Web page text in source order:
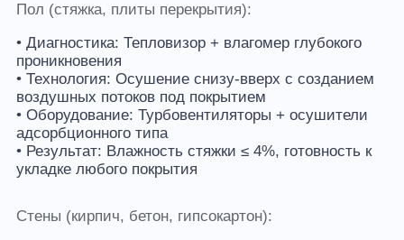
Пол (стяжка, плиты перекрытия):
• Диагностика: Тепловизор + влагомер глубокого
проникновения
• Технология: Осушение снизу-вверх с созданием
воздушных потоков под покрытием
• Оборудование: Турбовентиляторы + осушители
адсорбционного типа
• Результат: Влажность стяжки ≤ 4%, готовность к
укладке любого покрытия
Стены (кирпич, бетон, гипсокартон):